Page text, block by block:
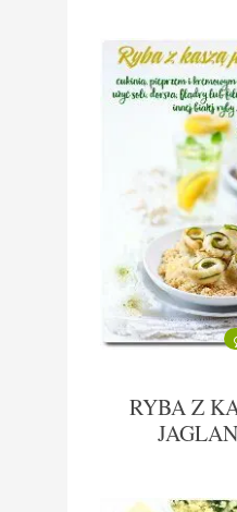
RYBA Z